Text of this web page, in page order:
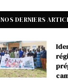
NOS DERNIERS